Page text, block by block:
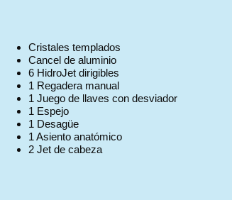
Cristales templados
Cancel de aluminio
6 HidroJet dirigibles
1 Regadera manual
1 Juego de llaves con desviador
1 Espejo
1 Desagüe
1 Asiento anatómico
2 Jet de cabeza